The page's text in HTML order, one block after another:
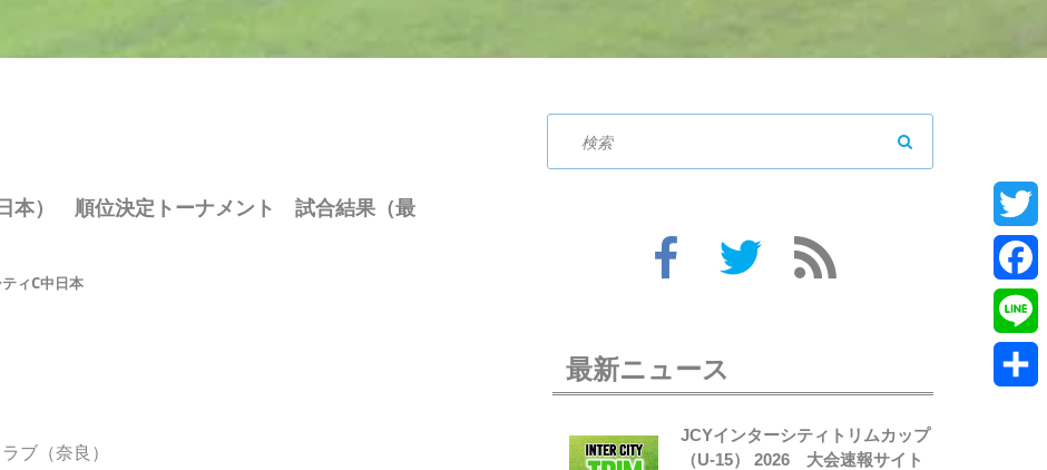
本） 順位決定トーナメント 試合結果（最
ィC中日本
ブ（奈良）
最新ニュース
JCYインターシティトリムカップ
（U-15） 2026 大会速報サイト
Line